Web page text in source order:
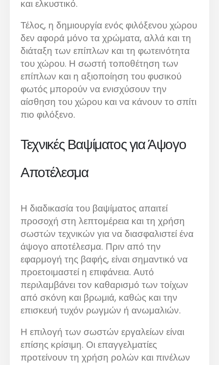
και ελκυστικό.
Τέλος, η δημιουργία ενός φιλόξενου χώρου
δεν αφορά μόνο τα χρώματα, αλλά και τη
διάταξη των επίπλων και τη φωτεινότητα
του χώρου. Η σωστή τοποθέτηση των
επίπλων και η αξιοποίηση του φυσικού
φωτός μπορούν να ενισχύσουν την
αίσθηση του χώρου και να κάνουν το σπίτι
πιο φιλόξενο.
Τεχνικές Βαψίματος για Άψογο
Αποτέλεσμα
Η διαδικασία του βαψίματος απαιτεί
προσοχή στη λεπτομέρεια και τη χρήση
σωστών τεχνικών για να διασφαλιστεί ένα
άψογο αποτέλεσμα. Πριν από την
εφαρμογή της βαφής, είναι σημαντικό να
προετοιμαστεί η επιφάνεια. Αυτό
περιλαμβάνει τον καθαρισμό των τοίχων
από σκόνη και βρωμιά, καθώς και την
επισκευή τυχόν ρωγμών ή ανωμαλιών.
Η επιλογή των σωστών εργαλείων είναι
επίσης κρίσιμη. Οι επαγγελματίες
προτείνουν τη χρήση ρολών και πινέλων